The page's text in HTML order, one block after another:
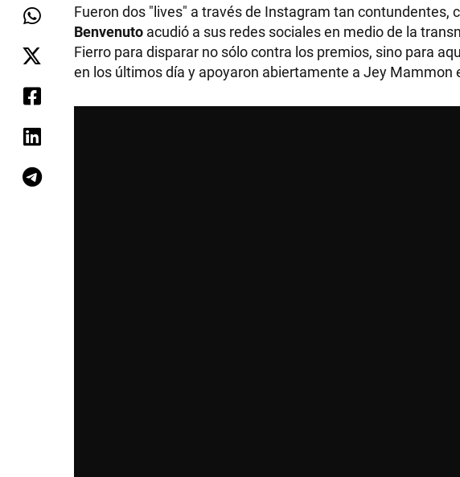
Fueron dos "lives" a través de Instagram tan contundentes,
Benvenuto acudió a sus redes sociales en medio de la
Fierro para disparar no sólo contra los premios, sino para
en los últimos día y apoyaron abiertamente a Jey Mammon